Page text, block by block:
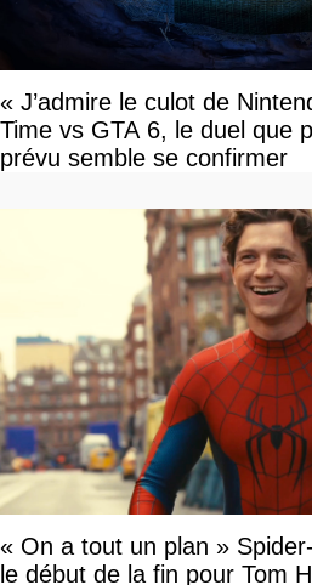
« J’admire le culot de
Time vs GTA 6, le duel que
prévu semble se confirmer
« On a tout un plan »
le début de la fin pour Tom